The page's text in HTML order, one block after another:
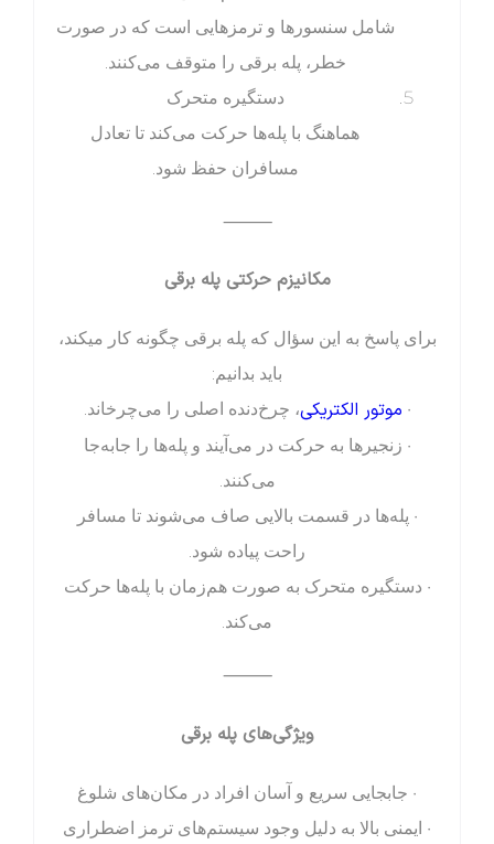
شامل سنسورها و ترمزهایی است که در صورت
خطر، پله برقی را متوقف می‌کنند.
دستگیره متحرک
هماهنگ با پله‌ها حرکت می‌کند تا تعادل
مسافران حفظ شود.
⸻
مکانیزم حرکتی پله برقی
برای پاسخ به این سؤال که پله برقی چگونه کار میکند،
باید بدانیم:
• موتور الکتریکی، چرخ‌دنده اصلی را می‌چرخاند.
• زنجیرها به حرکت در می‌آیند و پله‌ها را جابه‌جا
می‌کنند.
• پله‌ها در قسمت بالایی صاف می‌شوند تا مسافر
راحت پیاده شود.
• دستگیره متحرک به صورت هم‌زمان با پله‌ها حرکت
می‌کند.
⸻
ویژگی‌های پله برقی
• جابجایی سریع و آسان افراد در مکان‌های شلوغ
• ایمنی بالا به دلیل وجود سیستم‌های ترمز اضطراری